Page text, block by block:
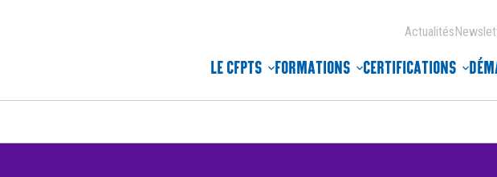
LE CFPTS FORMATIONS CERTIFICATIONS
Actualités